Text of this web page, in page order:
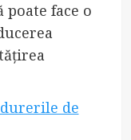
face o
de